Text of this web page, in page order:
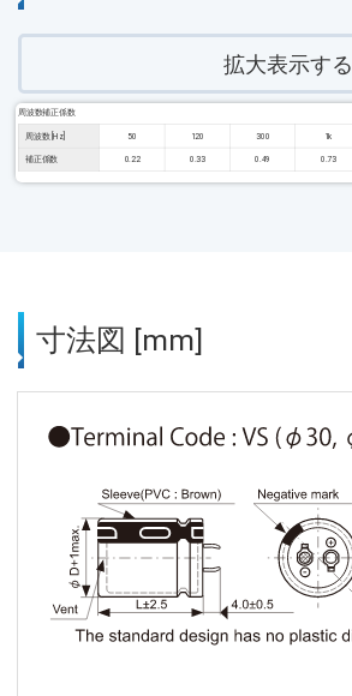
拡大表示する
周波数補正係数
周波数 [Hz] 50 120 300 1k
補正係数 0.22 0.33 0.49 0.73
寸法図 [mm]